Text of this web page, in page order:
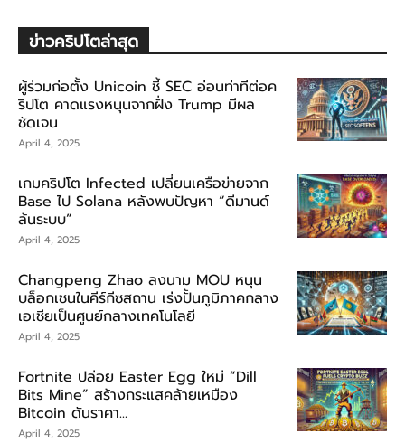
ข่าวคริปโตล่าสุด
ผู้ร่วมก่อตั้ง Unicoin ชี้ SEC อ่อนท่าทีต่อค
ริปโต คาดแรงหนุนจากฝั่ง Trump มีผล
ชัดเจน
April 4, 2025
เกมคริปโต Infected เปลี่ยนเครือข่ายจาก
Base ไป Solana หลังพบปัญหา “ดีมานด์
ล้นระบบ”
April 4, 2025
Changpeng Zhao ลงนาม MOU หนุน
บล็อกเชนในคีร์กีซสถาน เร่งปั้นภูมิภาคกลาง
เอเชียเป็นศูนย์กลางเทคโนโลยี
April 4, 2025
Fortnite ปล่อย Easter Egg ใหม่ “Dill
Bits Mine” สร้างกระแสคล้ายเหมือง
Bitcoin ดันราคา...
April 4, 2025